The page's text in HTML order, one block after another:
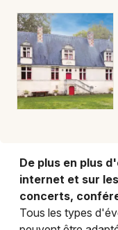
De plus en plus
internet et sur
concerts,
Tous les types